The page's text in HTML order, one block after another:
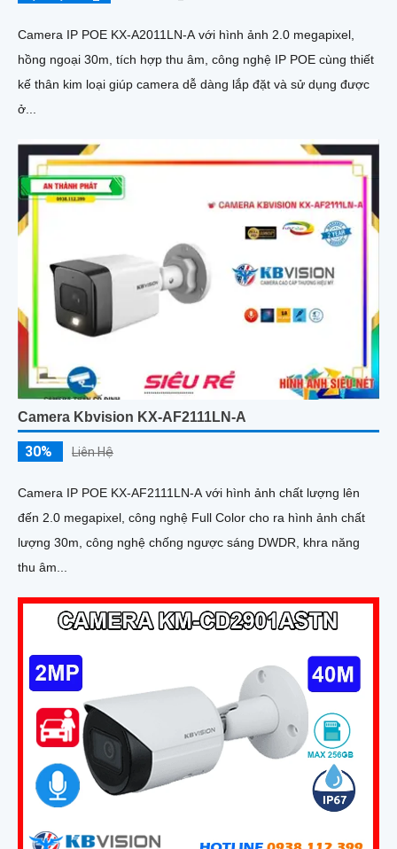
Camera IP POE KX-A2011LN-A với hình ảnh 2.0 megapixel,
hồng ngoại 30m, tích hợp thu âm, công nghệ IP POE cùng thiết
kế thân kim loại giúp camera dễ dàng lắp đặt và sử dụng được
ở...
Camera Kbvision KX-AF2111LN-A
30% Liên Hệ
Camera IP POE KX-AF2111LN-A với hình ảnh chất lượng lên
đến 2.0 megapixel, công nghệ Full Color cho ra hình ảnh chất
lượng 30m, công nghệ chống ngược sáng DWDR, khra năng
thu âm...